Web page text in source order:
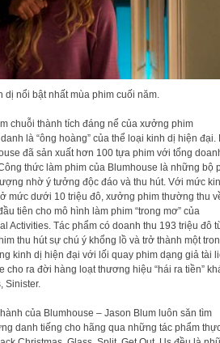
dị nổi bật nhất mùa phim cuối năm.
chuỗi thành tích đáng nể của xưởng phim
là “ông hoàng” của thể loại kinh dị hiện đại.
đã sản xuất hơn 100 tựa phim với tổng
thức làm phim của Blumhouse là những bộ
nhờ ý tưởng độc đáo và thu hút. Với mức
mức dưới 10 triệu đô, xưởng phim thường thu
tiên cho mô hình làm phim “trong mơ” của
Activities. Tác phẩm có doanh thu 193 triệu đô
thu hút sự chú ý khổng lồ và trở thành một
kinh dị hiện đại với lối quay phim dạng giả tài
cho ra đời hàng loạt thương hiệu “hái ra tiền”
Sinister.
của Blumhouse – Jason Blum luôn săn tìm
danh tiếng cho hãng qua những tác phẩm